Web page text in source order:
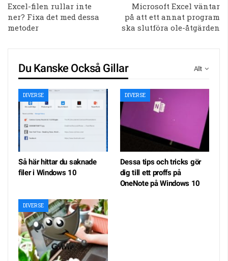
Excel-filen rullar inte
ner? Fixa det med dessa
metoder
Microsoft Excel väntar
på att ett annat program
ska slutföra ole-åtgärden
Allt
Du Kanske Också Gillar
DIVERSE
Så här hittar du saknade
filer i Windows 10
DIVERSE
Dessa tips och tricks gör
dig till ett proffs på
OneNote på Windows 10
DIVERSE